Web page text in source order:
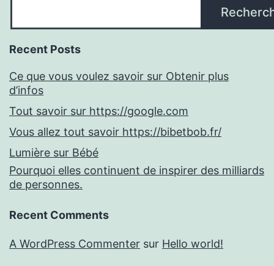
Recent Posts
Ce que vous voulez savoir sur Obtenir plus
d’infos
Tout savoir sur https://google.com
Vous allez tout savoir https://bibetbob.fr/
Lumière sur Bébé
Pourquoi elles continuent de inspirer des milliards
de personnes.
Recent Comments
A WordPress Commenter sur Hello world!